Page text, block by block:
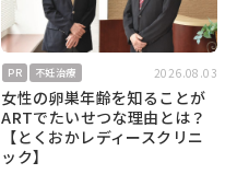
PR 不妊治療 2026.08.03
女性の卵巣年齢を知ることが
ARTでたいせつな理由とは？
【とくおかレディースクリニ
ック】